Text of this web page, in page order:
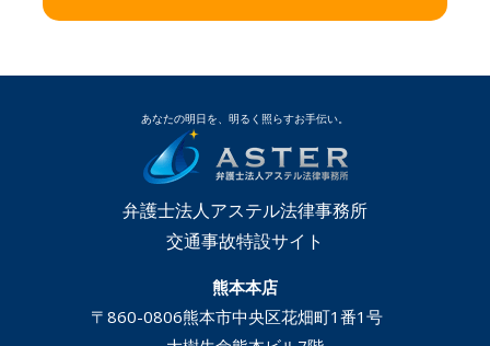
あなたの明日を、明るく照らすお手伝い。
弁護士法人アステル法律事務所
交通事故特設サイト
熊本本店
〒860-0806熊本市中央区花畑町1番1号